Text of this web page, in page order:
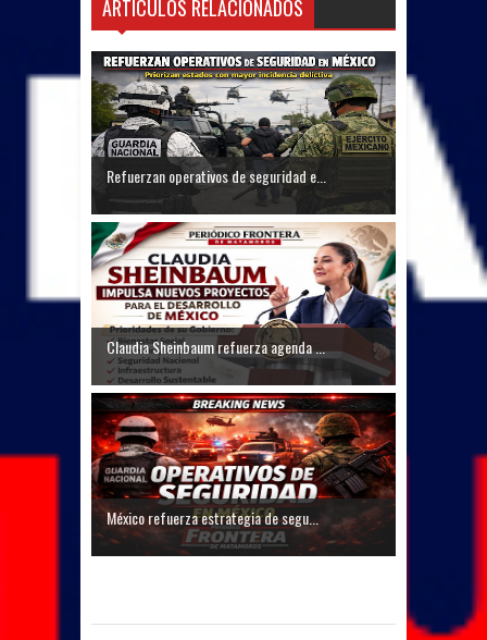
ARTICULOS RELACIONADOS
Refuerzan operativos de seguridad e...
Claudia Sheinbaum refuerza agenda ...
México refuerza estrategia de segu...